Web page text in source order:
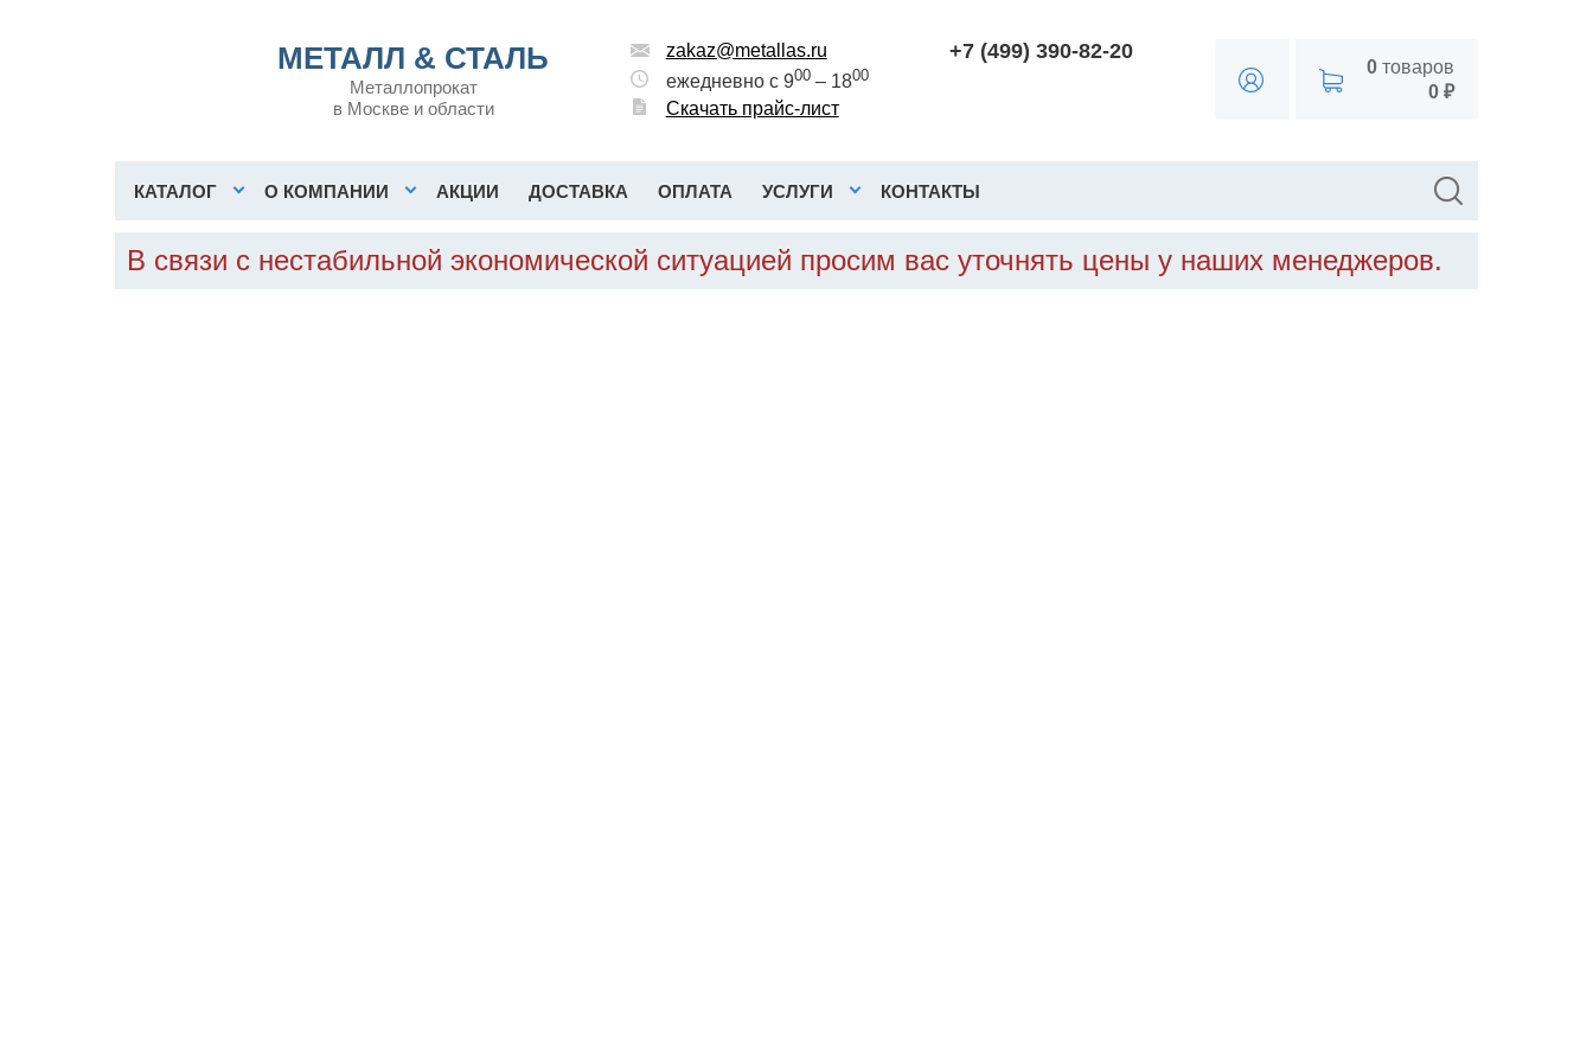
МЕТАЛЛ & СТАЛЬ
Металлопрокат
в Москве и области
zakaz@metallas.ru
ежедневно с 900– 1800
Скачать прайс-лист
+7 (499) 390-82-20
0товаров
0 ₽
КАТАЛОГ О КОМПАНИИ АКЦИИ ДОСТАВКА ОПЛАТА УСЛУГИ КОНТАКТЫ
В связи с нестабильной экономической ситуацией просим вас уточнять цены у наших менеджеров.